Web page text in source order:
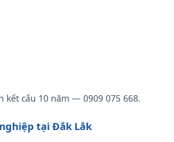
cấu 10 năm — 0909 075 668.
tại Đắk Lắk